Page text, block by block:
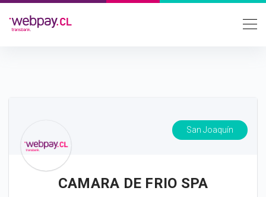
San Joaquín
CAMARA DE FRIO SPA